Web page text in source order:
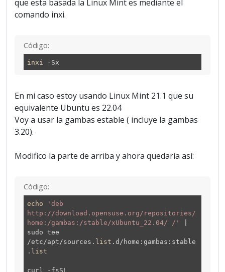
que esta basada la Linux Mint es mediante el
comando inxi.
Código:
inxi -Sx
En mi caso estoy usando Linux Mint 21.1 que su
equivalente Ubuntu es 22.04
Voy a usar la gambas estable ( incluye la gambas
3.20).
Modifico la parte de arriba y ahora quedaría así:
Código:
echo
'deb
http://download.opensuse.org/repositories/
home:/gambas:/stable/xUbuntu_22.04/ /'
sudo tee
/etc/apt/sources. list .d/home:gambas:stable
. list
curl -fsSL